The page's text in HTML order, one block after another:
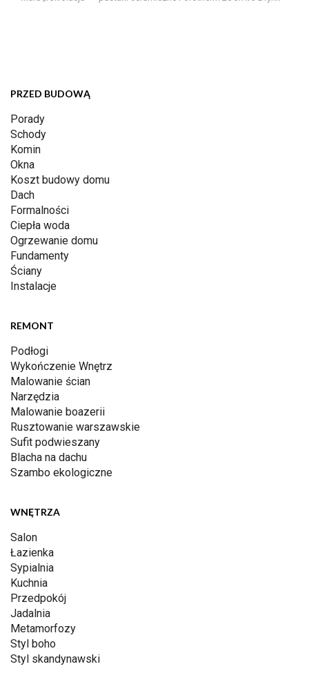
PRZED BUDOWĄ
Porady
Schody
Komin
Okna
Koszt budowy domu
Dach
Formalności
Ciepła woda
Ogrzewanie domu
Fundamenty
Ściany
Instalacje
REMONT
Podłogi
Wykończenie Wnętrz
Malowanie ścian
Narzędzia
Malowanie boazerii
Rusztowanie warszawskie
Sufit podwieszany
Blacha na dachu
Szambo ekologiczne
WNĘTRZA
Salon
Łazienka
Sypialnia
Kuchnia
Przedpokój
Jadalnia
Metamorfozy
Styl boho
Styl skandynawski